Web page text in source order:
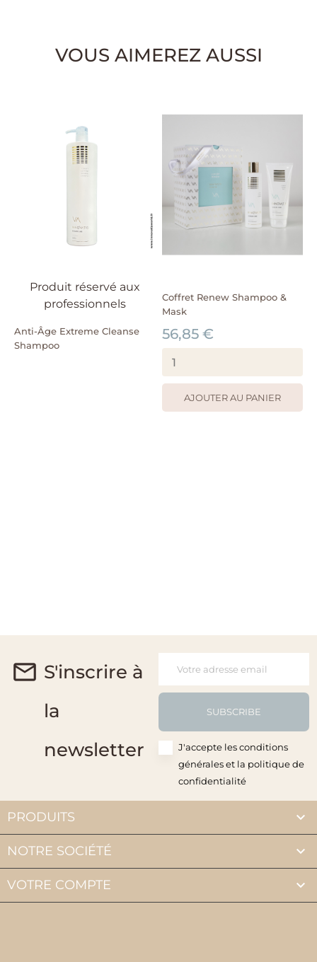
VOUS AIMEREZ AUSSI
Produit réservé aux
professionnels
Anti-Âge Extreme Cleanse
Shampoo
Coffret Renew Shampoo &
Mask
56,85 €
AJOUTER AU PANIER
S'inscrire à
la
newsletter
SUBSCRIBE
J'accepte les conditions
générales et la politique de
confidentialité
PRODUITS 
NOTRE SOCIÉTÉ 
VOTRE COMPTE 